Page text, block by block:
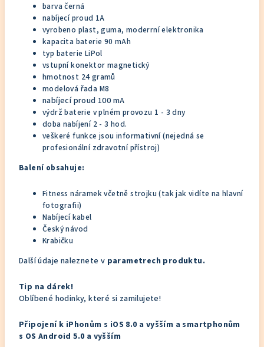
barva černá
nabíjecí proud 1A
vyrobeno plast, guma, moderrní elektronika
kapacita baterie 90 mAh
typ baterie LiPol
vstupní konektor magnetický
hmotnost 24 gramů
modelová řada M8
nabíjecí proud 100 mA
výdrž baterie v plném provozu 1 - 3 dny
doba nabíjení 2 - 3 hod.
veškeré funkce jsou informativní (nejedná se
profesionální zdravotní přístroj)
Balení obsahuje:
Fitness náramek včetně strojku (tak jak vidíte na hlavní
fotografii)
Nabíjecí kabel
Český návod
Krabičku
Další údaje naleznete v parametrech produktu.
Tip na dárek!
Oblíbené hodinky, které si zamilujete!
Připojení k iPhonům s iOS 8.0 a vyšším a smartphonům
s OS Android 5.0 a vyšším